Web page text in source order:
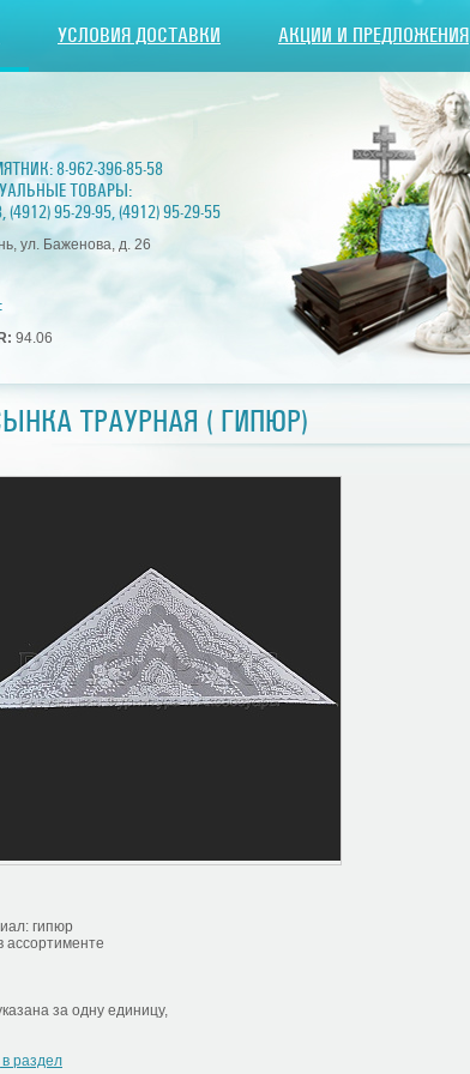
УСЛОВИЯ ДОСТАВКИ АКЦИИ И ПРЕДЛОЖЕНИЯ
8-962-396-85-58
ТОВАРЫ:
,(4912) 95-29-95,(4912) 95-29-55
ул. Баженова, д. 26
94.06
ТРАУРНАЯ ( ГИПЮР)
гипюр
ассортименте
за одну единицу,
раздел